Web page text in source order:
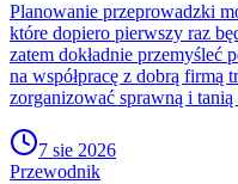
Planowanie przeprowadzki
które dopiero pierwszy raz
zatem dokładnie przemyśleć
na współpracę z dobrą firmą
zorganizować sprawną i
7 sie 2026
Przewodnik